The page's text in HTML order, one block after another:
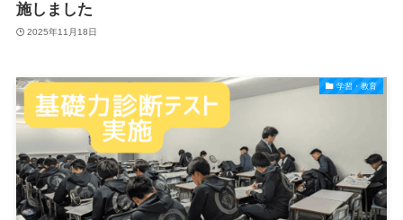
施しました
2025年11月18日
学習・教育